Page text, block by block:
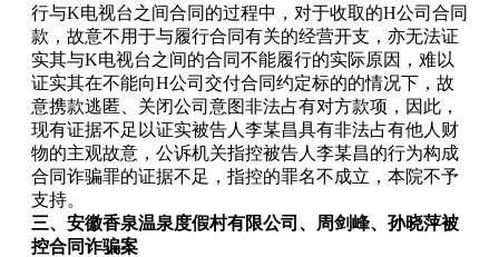
行与K电视台之间合同的过程中，对于收取的H公司合同
款，故意不用于与履行合同有关的经营开支，亦无法证
实其与K电视台之间的合同不能履行的实际原因，难以
证实其在不能向H公司交付合同约定标的的情况下，故
意携款逃匿、关闭公司意图非法占有对方款项，因此，
现有证据不足以证实被告人李某昌具有非法占有他人财
物的主观故意，公诉机关指控被告人李某昌的行为构成
合同诈骗罪的证据不足，指控的罪名不成立，本院不予
支持。
三、安徽香泉温泉度假村有限公司、周剑峰、孙晓萍被
控合同诈骗案